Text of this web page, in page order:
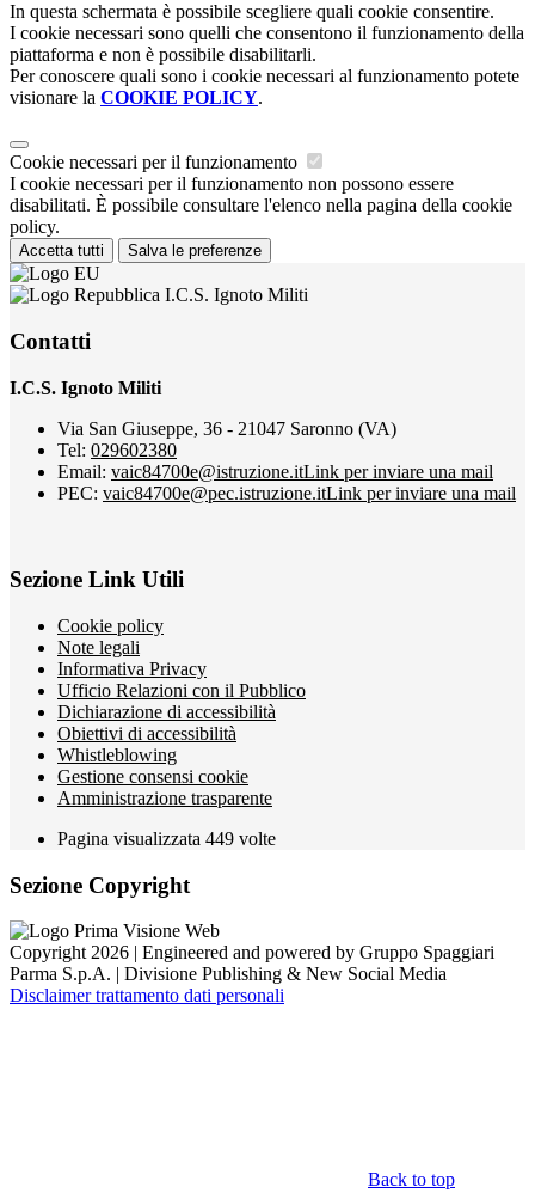
In questa schermata è possibile scegliere quali cookie consentire.
I cookie necessari sono quelli che consentono il funzionamento della
piattaforma e non è possibile disabilitarli.
Per conoscere quali sono i cookie necessari al funzionamento potete
visionare la COOKIE POLICY.
Cookie necessari per il funzionamento
I cookie necessari per il funzionamento non possono essere
disabilitati. È possibile consultare l'elenco nella pagina della cookie
policy.
Accetta tutti Salva le preferenze
I.C.S. Ignoto Militi
Contatti
I.C.S. Ignoto Militi
Via San Giuseppe, 36 - 21047 Saronno (VA)
Tel: 029602380
Email: vaic84700e@istruzione.itLink per inviare una mail
PEC: vaic84700e@pec.istruzione.itLink per inviare una mail
Sezione Link Utili
Cookie policy
Note legali
Informativa Privacy
Ufficio Relazioni con il Pubblico
Dichiarazione di accessibilità
Obiettivi di accessibilità
Whistleblowing
Gestione consensi cookie
Amministrazione trasparente
Pagina visualizzata 449 volte
Sezione Copyright
Copyright 2026 | Engineered and powered by Gruppo Spaggiari
Parma S.p.A. | Divisione Publishing & New Social Media
Disclaimer trattamento dati personali
Back to top